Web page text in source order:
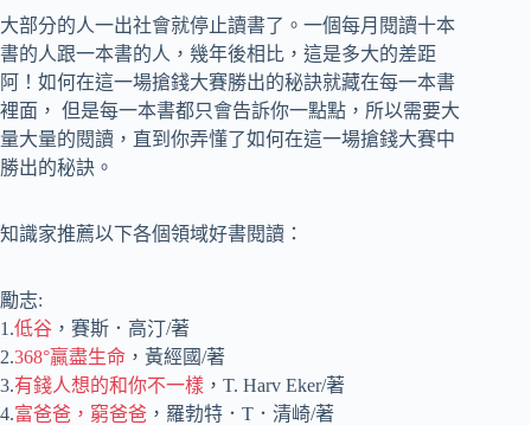
大部分的人一出社會就停止讀書了。一個每月閱讀十本
書的人跟一本書的人，幾年後相比，這是多大的差距
阿！如何在這一場搶錢大賽勝出的秘訣就藏在每一本書
裡面， 但是每一本書都只會告訴你一點點，所以需要大
量大量的閱讀，直到你弄懂了如何在這一場搶錢大賽中
勝出的秘訣。
知識家推薦以下各個領域好書閱讀：
勵志:
1.低谷 ，賽斯．高汀/著
2.368°贏盡生命 ，黃經國/著
3.有錢人想的和你不一樣 ，T. Harv Eker/著
4.富爸爸，窮爸爸 ，羅勃特．T．清崎/著